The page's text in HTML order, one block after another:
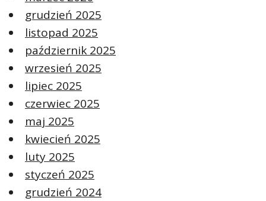
grudzień 2025
listopad 2025
październik 2025
wrzesień 2025
lipiec 2025
czerwiec 2025
maj 2025
kwiecień 2025
luty 2025
styczeń 2025
grudzień 2024